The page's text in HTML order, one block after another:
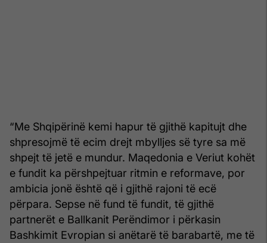
“Me Shqipërinë kemi hapur të gjithë kapitujt dhe
shpresojmë të ecim drejt mbylljes së tyre sa më
shpejt të jetë e mundur. Maqedonia e Veriut kohët
e fundit ka përshpejtuar ritmin e reformave, por
ambicia jonë është që i gjithë rajoni të ecë
përpara. Sepse në fund të fundit, të gjithë
partnerët e Ballkanit Perëndimor i përkasin
Bashkimit Evropian si anëtarë të barabartë, me të